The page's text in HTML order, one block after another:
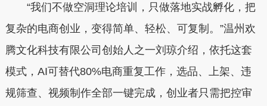
“我们不做空洞理论培训，只做落地实战孵化，把
复杂的电商创业，变得简单、轻松、可复制。”温州欢
腾文化科技有限公司创始人之一刘琼介绍，依托这套
模式，AI可替代80%电商重复工作，选品、上架、违
规筛查、视频制作全部一键完成，创业者只需把控审